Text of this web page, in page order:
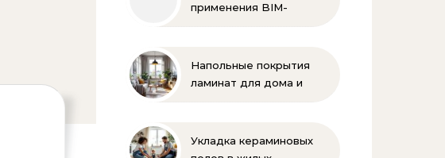
применения BIM-
Напольные покрытия
ламинат для дома и
Укладка кераминовых